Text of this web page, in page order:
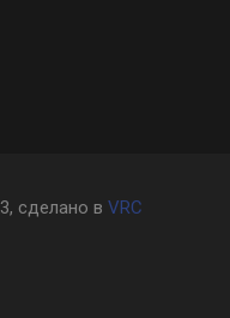
сделано в VRC